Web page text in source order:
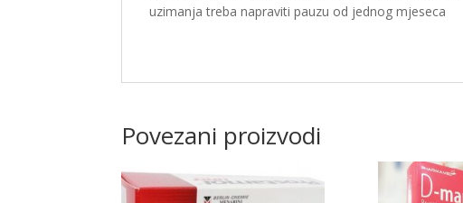
uzimanja treba napraviti pauzu od jednog mjeseca
Povezani proizvodi